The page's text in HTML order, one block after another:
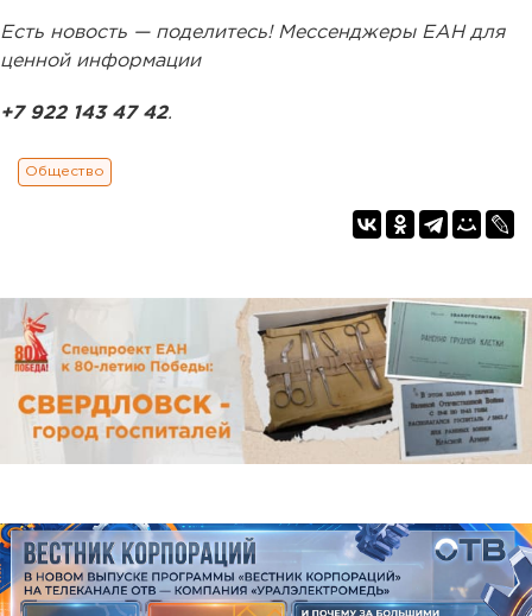
Есть новость — поделитесь! Мессенджеры ЕАН для
ценной информации
+7 922 143 47 42.
Общество